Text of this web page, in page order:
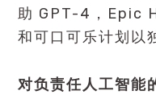
助 GPT-4，Epic
和可口可乐计划以
对负责任人工智能